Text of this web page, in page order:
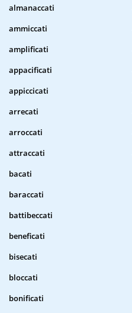
almanaccati
ammiccati
amplificati
appacificati
appiccicati
arrecati
arroccati
attraccati
bacati
baraccati
battibeccati
beneficati
bisecati
bloccati
bonificati